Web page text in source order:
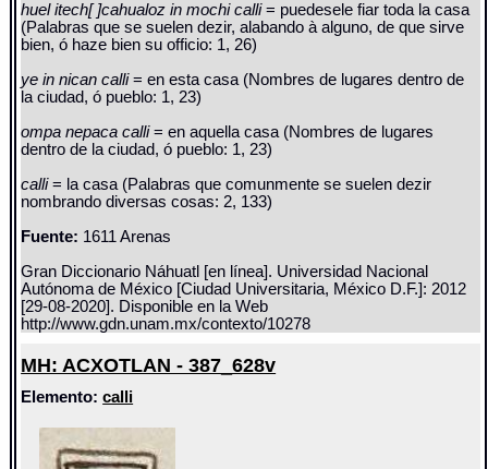
huel itech[ ]cahualoz in mochi calli= puedesele fiar toda la casa
(Palabras que se suelen dezir, alabando à alguno, de que sirve
bien, ó haze bien su officio: 1, 26)
ye in nican calli= en esta casa (Nombres de lugares dentro de
la ciudad, ó pueblo: 1, 23)
ompa nepaca calli= en aquella casa (Nombres de lugares
dentro de la ciudad, ó pueblo: 1, 23)
calli= la casa (Palabras que comunmente se suelen dezir
nombrando diversas cosas: 2, 133)
Fuente: 1611 Arenas
Gran Diccionario Náhuatl [en línea]. Universidad Nacional
Autónoma de México [Ciudad Universitaria, México D.F.]: 2012
[29-08-2020]. Disponible en la Web
http://www.gdn.unam.mx/contexto/10278
MH: ACXOTLAN - 387_628v
Elemento:calli